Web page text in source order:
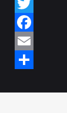
Telegram
Twitter
Facebook
Email